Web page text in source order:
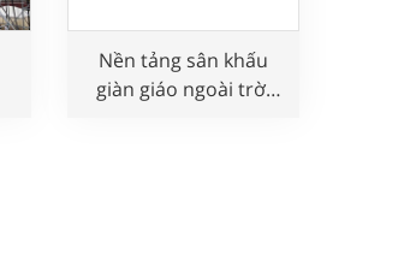
Nền tảng sân khấu
giàn giáo ngoài trời